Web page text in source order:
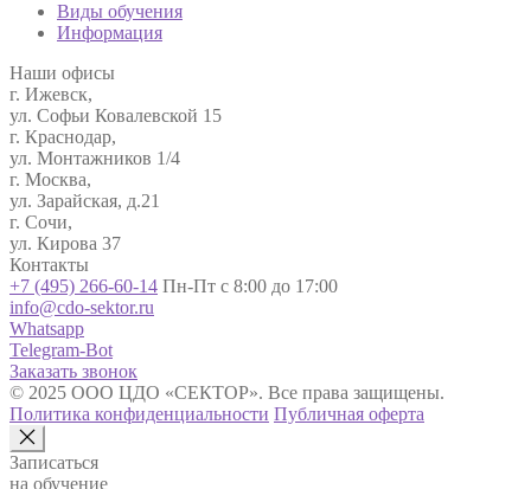
Виды обучения
Информация
Наши офисы
г. Ижевск,
ул. Софьи Ковалевской 15
г. Краснодар,
ул. Монтажников 1/4
г. Москва,
ул. Зарайская, д.21
г. Сочи,
ул. Кирова 37
Контакты
+7 (495) 266-60-14 Пн-Пт с 8:00 до 17:00
info@cdo-sektor.ru
Whatsapp
Telegram-Bot
Заказать звонок
© 2025 ООО ЦДО «СЕКТОР». Все права защищены.
Политика конфиденциальности Публичная оферта
Записаться
на обучение